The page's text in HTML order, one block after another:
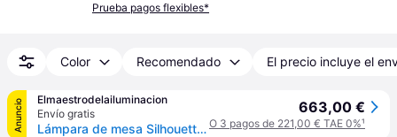
Prueba pagos flexibles*
Color Recomendado El precio incluye el
Anuncio
Elmaestrodelailuminacion
Envío gratis
Lámpara de mesa Silhouette, blanco cálido, altura 59 cm - Warm Nordic - Sala de estar / salón - Diseño - Metal - Bombilla única
663,00 €
O 3 pagos de 221,00 € TAE 0%¹